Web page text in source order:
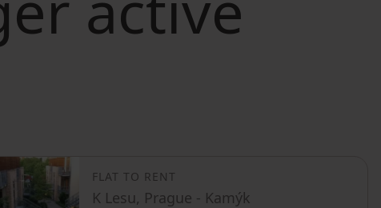
FLAT TO RENT
K Lesu, Prague - Kamýk